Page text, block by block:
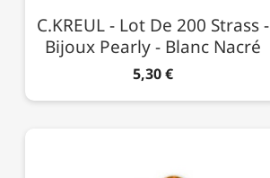
C.KREUL - Lot De 200 Strass -
Bijoux Pearly - Blanc Nacré
5,30 €